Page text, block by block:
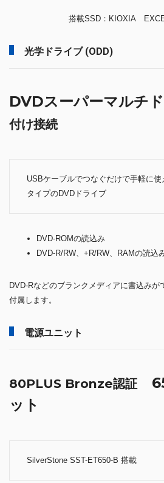
搭載SSD：KIOXIA
光学ドライブ (ODD)
DVDスーパーマルチ
付け接続
USBケーブルでつなぐだけで手軽に
タイプのDVDドライブ
DVD-ROMの読込み
DVD-R/RW、+R/RW、RAMの読込
DVD-Rなどのブランクメディアに書込み
付属します。
電源ユニット
80PLUS Bronze認証
ット
SilverStone SST-ET650-B 搭載